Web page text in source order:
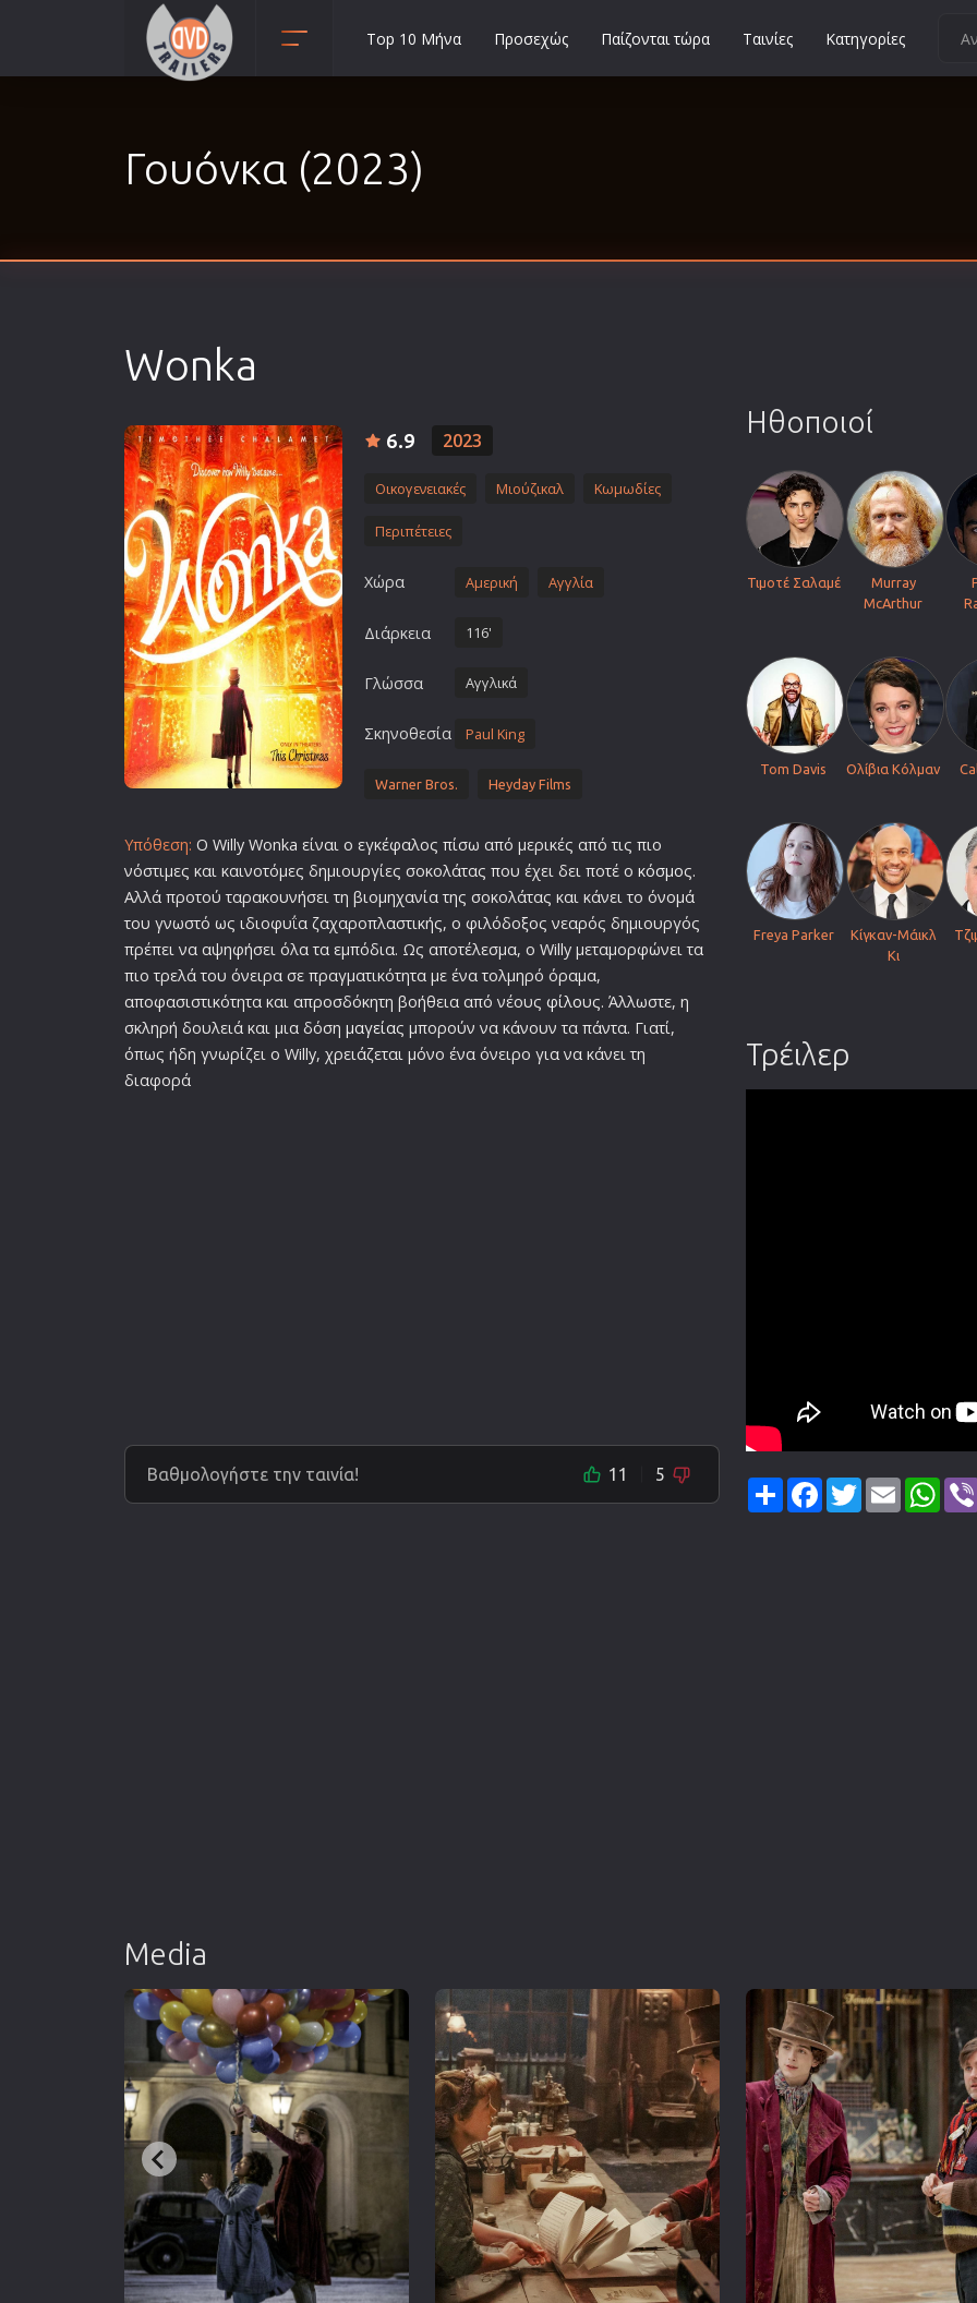
Αισθηματικές
Ελληνικός Κινηματογράφος
Επιβίωσης
Επιστημονικής Φαντασίας
Εποχής
Ερωτικές
Ευρωπαικός Κινηματογράφος
Θρησκευτικές
Θρίλερ
Ιστορικές
Καταστροφής
Κλασσικές
Top 10 Μήνα Προσεχώς Παίζονται τώρα Ταινίες Κατηγορίες
Γουόνκα (2023)
Wonka
6.9 2023
Οικογενειακές Μιούζικαλ Κωμωδίες
Περιπέτειες
Χώρα Αμερική Αγγλία
Διάρκεια 116'
Γλώσσα Αγγλικά
Σκηνοθεσία Paul King
Warner Bros. Heyday Films
Υπόθεση: Ο Willy Wonka είναι ο εγκέφαλος πίσω από μερικές από τις πιο
νόστιμες και καινοτόμες δημιουργίες σοκολάτας που έχει δει ποτέ ο κόσμος.
Αλλά προτού ταρακουνήσει τη βιομηχανία της σοκολάτας και κάνει το όνομά
του γνωστό ως ιδιοφυΐα ζαχαροπλαστικής, ο φιλόδοξος νεαρός δημιουργός
πρέπει να αψηφήσει όλα τα εμπόδια. Ως αποτέλεσμα, ο Willy μεταμορφώνει τα
πιο τρελά του όνειρα σε πραγματικότητα με ένα τολμηρό όραμα,
αποφασιστικότητα και απροσδόκητη βοήθεια από νέους φίλους. Άλλωστε, η
σκληρή δουλειά και μια δόση μαγείας μπορούν να κάνουν τα πάντα. Γιατί,
όπως ήδη γνωρίζει ο Willy, χρειάζεται μόνο ένα όνειρο για να κάνει τη
διαφορά
Βαθμολογήστε την ταινία! 11 5
Ηθοποιοί
Τιμοτέ Σαλαμέ
Murray
McArthur
Tom Davis Ολίβια Κόλμαν
Freya Parker
Κίγκαν-Μάικλ
Κι
Τρέιλερ
ShareFacebook
TwitterEmail
Media